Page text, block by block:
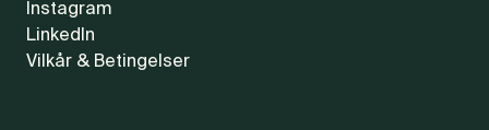
Instagram
LinkedIn
Vilkår & Betingelser